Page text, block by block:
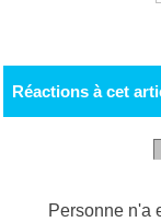
Réactions à cet
Personne n'a